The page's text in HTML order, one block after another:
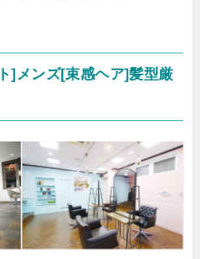
]メンズ[束感ヘア]髪型厳